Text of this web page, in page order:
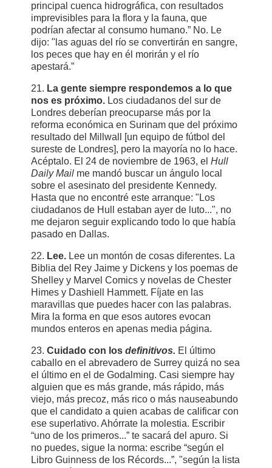
principal cuenca hidrográfica, con resultados
imprevisibles para la flora y la fauna, que
podrían afectar al consumo humano.” No. Le
dijo: "las aguas del río se convertirán en sangre,
los peces que hay en él morirán y el río
apestará.”
21. La gente siempre respondemos a lo que
nos es próximo. Los ciudadanos del sur de
Londres deberían preocuparse más por la
reforma económica en Surinam que del próximo
resultado del Millwall [un equipo de fútbol del
sureste de Londres], pero la mayoría no lo hace.
Acéptalo. El 24 de noviembre de 1963, el Hull
Daily Mail me mandó buscar un ángulo local
sobre el asesinato del presidente Kennedy.
Hasta que no encontré este arranque: "Los
ciudadanos de Hull estaban ayer de luto...", no
me dejaron seguir explicando todo lo que había
pasado en Dallas.
22. Lee. Lee un montón de cosas diferentes. La
Biblia del Rey Jaime y Dickens y los poemas de
Shelley y Marvel Comics y novelas de Chester
Himes y Dashiell Hammett. Fíjate en las
maravillas que puedes hacer con las palabras.
Mira la forma en que esos autores evocan
mundos enteros en apenas media página.
23. Cuidado con los definitivos. El último
caballo en el abrevadero de Surrey quizá no sea
el último en el de Godalming. Casi siempre hay
alguien que es más grande, más rápido, más
viejo, más precoz, más rico o más nauseabundo
que el candidato a quien acabas de calificar con
ese superlativo. Ahórrate la molestia. Escribir
“uno de los primeros...” te sacará del apuro. Si
no puedes, sigue la norma: escribe “según el
Libro Guinness de los Récords...”, "según la lista